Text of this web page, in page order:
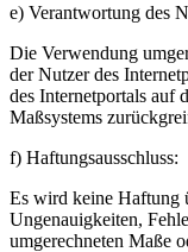
e) Verantwortung des
Die Verwendung
der Nutzer des
des Internetportals auf
Maßsystems
f) Haftungsausschluss:
Es wird keine Haftung
Ungenauigkeiten,
umgerechneten Maße